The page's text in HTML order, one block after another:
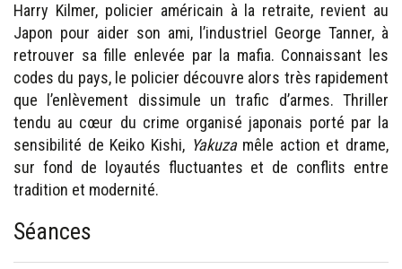
Harry Kilmer, policier américain à la retraite, revient au
Japon pour aider son ami, l’industriel George Tanner, à
retrouver sa fille enlevée par la mafia. Connaissant les
codes du pays, le policier découvre alors très rapidement
que l’enlèvement dissimule un trafic d’armes. Thriller
tendu au cœur du crime organisé japonais porté par la
sensibilité de Keiko Kishi, Yakuzamêle action et drame,
sur fond de loyautés fluctuantes et de conflits entre
tradition et modernité.
Séances